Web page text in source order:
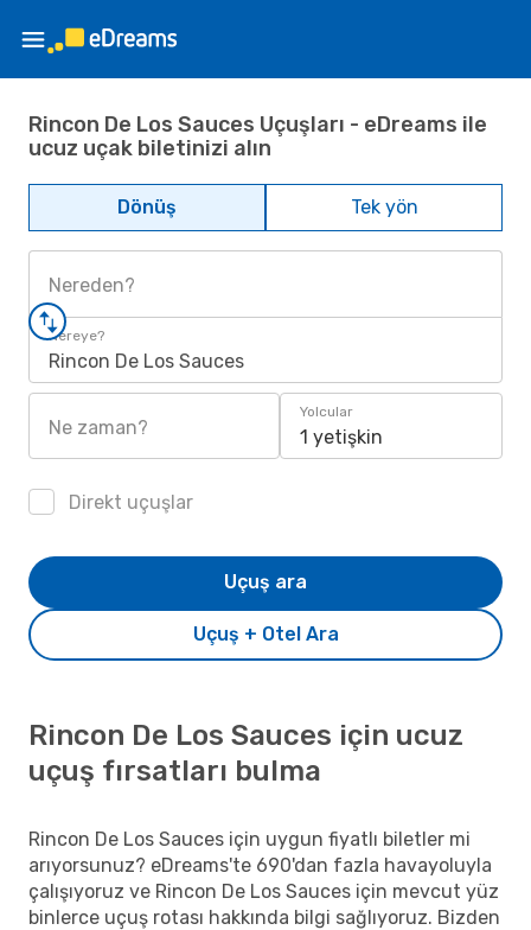
Rincon De Los Sauces Uçuşları - eDreams ile
ucuz uçak biletinizi alın
Dönüş Tek yön
Nereden?
Nereye?
Rincon De Los Sauces
Ne zaman?
Yolcular
1 yetişkin
Direkt uçuşlar
Uçuş + Otel Ara
Uçuş ara
Rincon De Los Sauces için ucuz
uçuş fırsatları bulma
Rincon De Los Sauces için uygun fiyatlı biletler mi
arıyorsunuz? eDreams'te 690'dan fazla havayoluyla
çalışıyoruz ve Rincon De Los Sauces için mevcut yüz
binlerce uçuş rotası hakkında bilgi sağlıyoruz. Bizden